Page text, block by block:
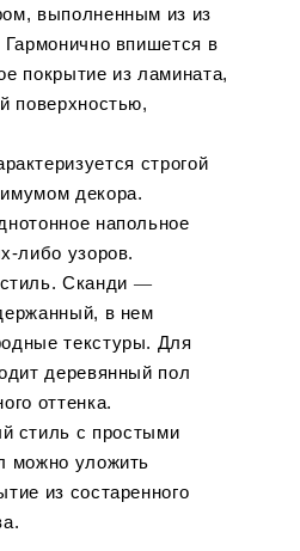
выполненным из из
впишется в
покрытие из ламината,
поверхностью,
строгой
декора.
напольное
либо узоров.
Сканди ―
в нем
текстуры. Для
деревянный пол
оттенка.
стиль с простыми
можно уложить
из состаренного